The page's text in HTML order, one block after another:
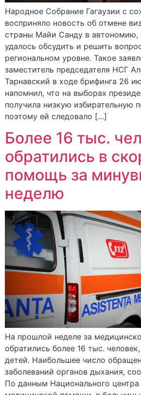
Народное Собрание Гагаузии с
восприняло новость об отмене
страны Майи Санду в автономию,
удалось обсудить и решить
региональном уровне. Такое
заместитель председателя НСГ
Тарнавский в ходе брифинга 26
напомнил, что на выборах
получила низкую избирательную
поэтому ей следовало […]
Более 16 тыс.
обратились в
помощь за
неделю
На прошлой неделе за
обратились более 16 тыс.
детей. Наибольшее число
заболеваний органов дыхания,
По данным Национального центра